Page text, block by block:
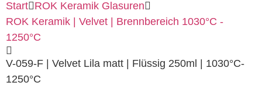
Start ROK Keramik Glasuren
ROK Keramik | Velvet | Brennbereich 1030°C -
1250°C
V-059-F | Velvet Lila matt | Flüssig 250ml | 1030°C-
1250°C